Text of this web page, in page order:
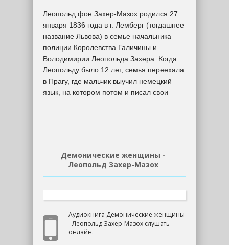
Леопольд фон Захер-Мазох родился 27
января 1836 года в г. Лемберг (тогдашнее
название Львова) в семье начальника
полиции Королевства Галичины и
Володимирии Леопольда Захера. Когда
Леопольду было 12 лет, семья переехала
в Прагу, где мальчик выучил немецкий
язык, на котором потом и писал свои
Демонические женщины -
Леопольд Захер-Мазох
Аудиокнига Демонические женщины
- Леопольд Захер-Мазох слушать
онлайн.